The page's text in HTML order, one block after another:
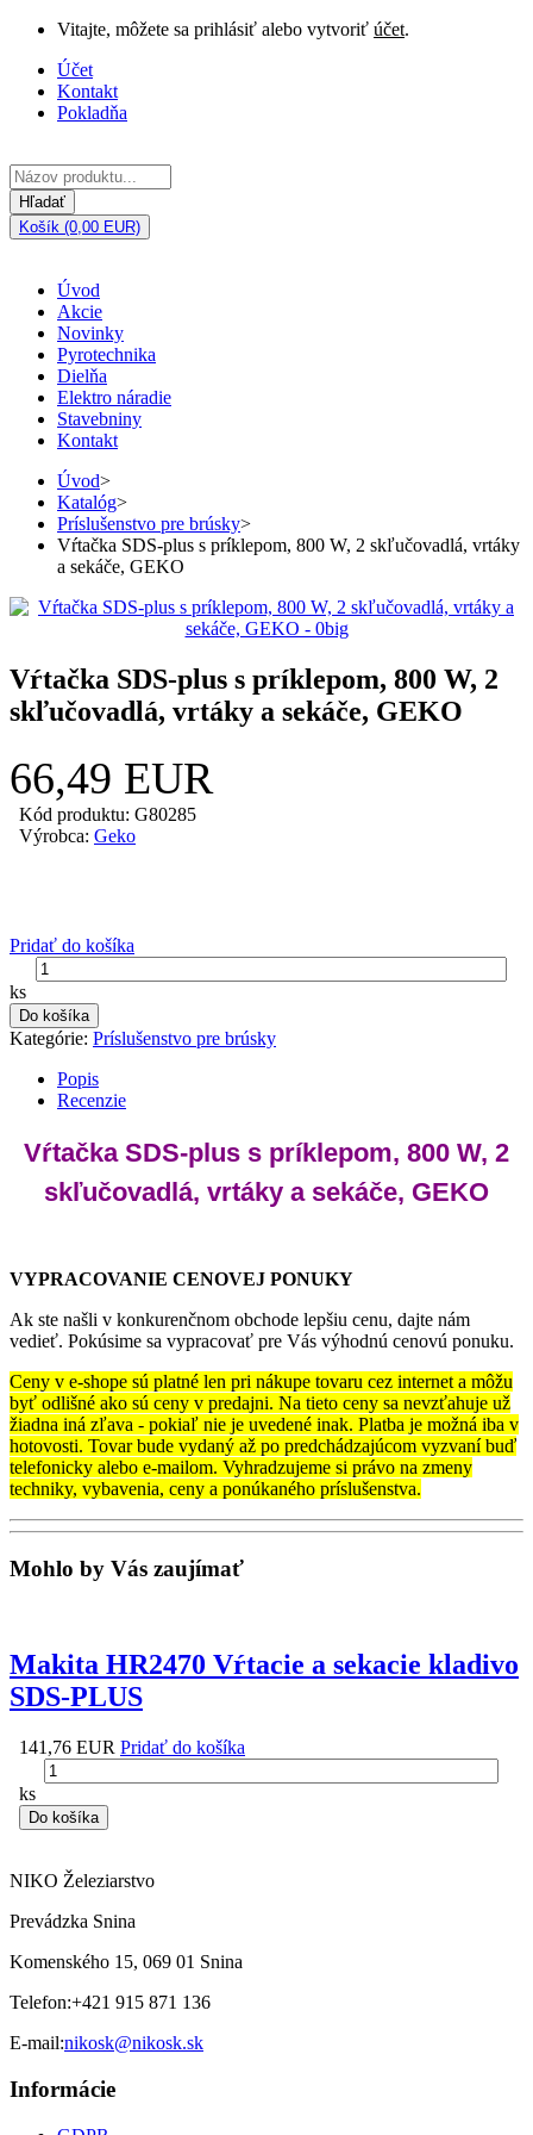
Vitajte, môžete sa prihlásiť alebo vytvoriť účet.
Účet
Kontakt
Pokladňa
Hľadať
Košík (0,00 EUR)
Úvod
Akcie
Novinky
Pyrotechnika
Dielňa
Elektro náradie
Stavebniny
Kontakt
Úvod>
Katalóg>
Príslušenstvo pre brúsky>
Vŕtačka SDS-plus s príklepom, 800 W, 2 skľučovadlá, vrtáky
a sekáče, GEKO
Vŕtačka SDS-plus s príklepom, 800 W, 2
skľučovadlá, vrtáky a sekáče, GEKO
66,49 EUR
Kód produktu: G80285
Výrobca: Geko
Pridať do košíka
ks
Do košíka
Kategórie: Príslušenstvo pre brúsky
Popis
Recenzie
Vŕtačka SDS-plus s príklepom, 800 W, 2
skľučovadlá, vrtáky a sekáče, GEKO
VYPRACOVANIE CENOVEJ PONUKY
Ak ste našli v konkurenčnom obchode lepšiu cenu, dajte nám
vedieť. Pokúsime sa vypracovať pre Vás výhodnú cenovú ponuku.
Ceny v e-shope sú platné len pri nákupe tovaru cez internet a môžu
byť odlišné ako sú ceny v predajni. Na tieto ceny sa nevzťahuje už
žiadna iná zľava - pokiaľ nie je uvedené inak. Platba je možná iba v
hotovosti. Tovar bude vydaný až po predchádzajúcom vyzvaní buď
telefonicky alebo e-mailom. Vyhradzujeme si právo na zmeny
techniky, vybavenia, ceny a ponúkaného príslušenstva.
Mohlo by Vás zaujímať
Makita HR2470 Vŕtacie a sekacie kladivo
SDS-PLUS
141,76 EUR Pridať do košíka
ks
Do košíka
NIKO Železiarstvo
Prevádzka Snina
Komenského 15, 069 01 Snina
Telefon:+421 915 871 136
E-mail:nikosk@nikosk.sk
Informácie